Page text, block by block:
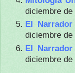
diciembre de
El
diciembre de
El
diciembre de